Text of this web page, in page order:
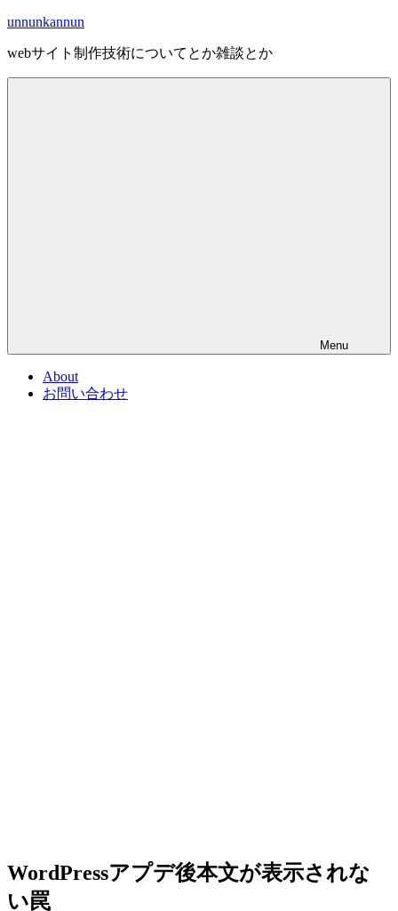
Skip
content
unnunkannun
webサイト制作技術についてとか雑談とか
Menu
About
お問い合わせ
WordPressアプデ後本文が表示されな
い罠